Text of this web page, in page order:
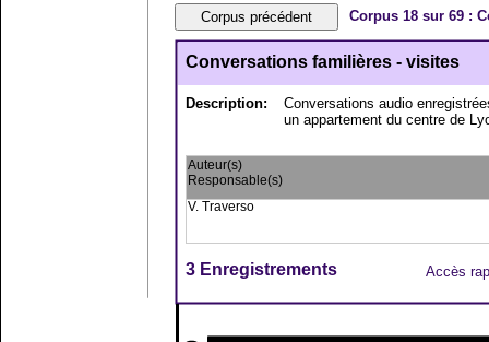
Description:
Conversations audio
un appartement du centre de
Auteur(s)
Responsable(s)
V. Traverso
3 Enregistrements
Corpus 18 sur 69 :
Accès
Conversations familières - visites